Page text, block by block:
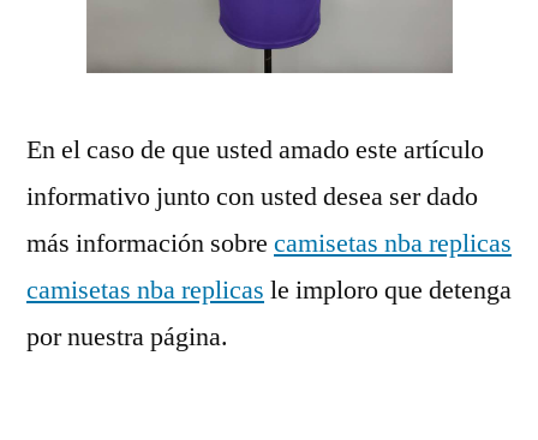
En el caso de que usted amado este artículo
informativo junto con usted desea ser dado
más información sobre camisetas nba replicas
camisetas nba replicas le imploro que detenga
por nuestra página.